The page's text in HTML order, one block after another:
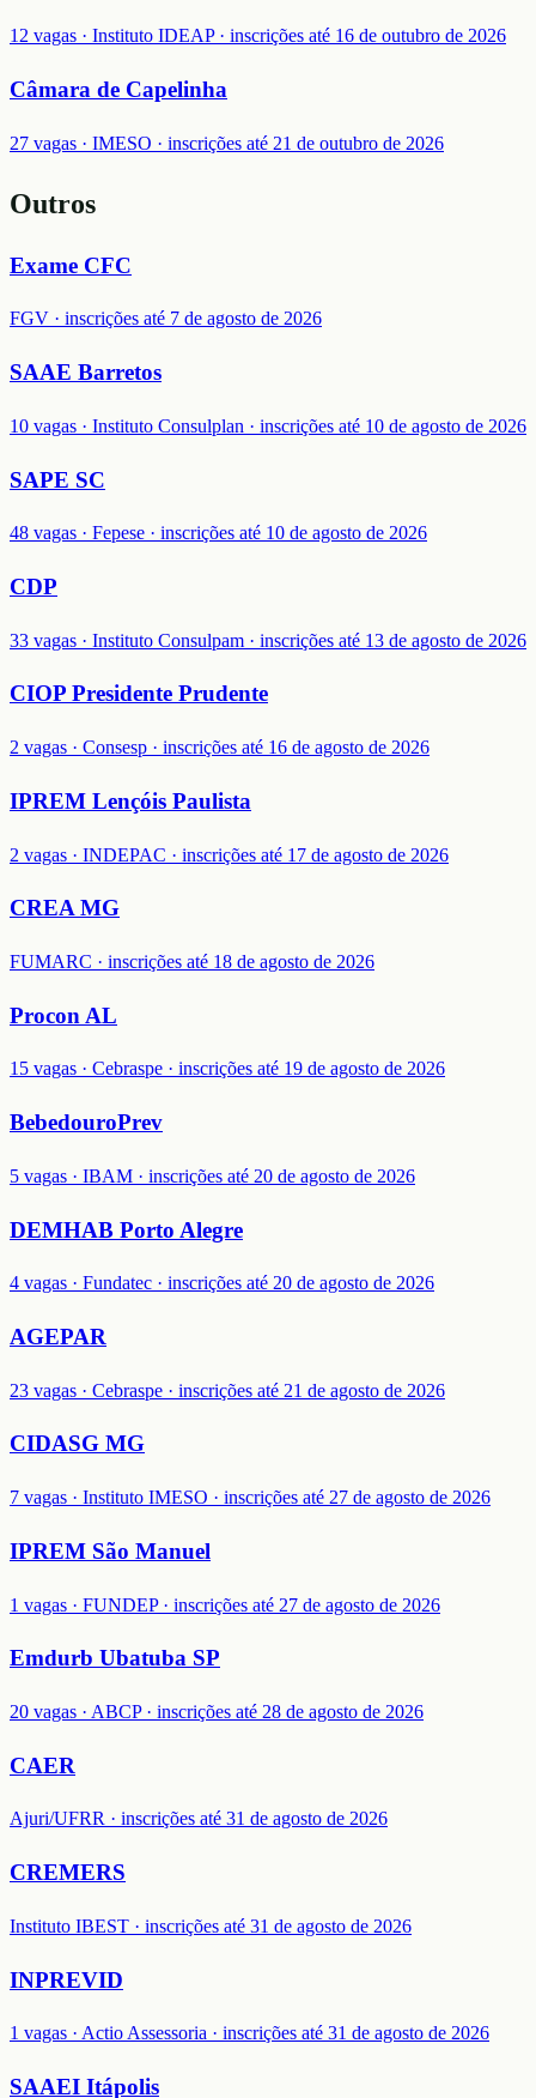
12 vagas · Instituto IDEAP · inscrições até 16 de outubro de 2026
Câmara de Capelinha
27 vagas · IMESO · inscrições até 21 de outubro de 2026
Outros
Exame CFC
FGV · inscrições até 7 de agosto de 2026
SAAE Barretos
10 vagas · Instituto Consulplan · inscrições até 10 de agosto de 2026
SAPE SC
48 vagas · Fepese · inscrições até 10 de agosto de 2026
CDP
33 vagas · Instituto Consulpam · inscrições até 13 de agosto de 2026
CIOP Presidente Prudente
2 vagas · Consesp · inscrições até 16 de agosto de 2026
IPREM Lençóis Paulista
2 vagas · INDEPAC · inscrições até 17 de agosto de 2026
CREA MG
FUMARC · inscrições até 18 de agosto de 2026
Procon AL
15 vagas · Cebraspe · inscrições até 19 de agosto de 2026
BebedouroPrev
5 vagas · IBAM · inscrições até 20 de agosto de 2026
DEMHAB Porto Alegre
4 vagas · Fundatec · inscrições até 20 de agosto de 2026
AGEPAR
23 vagas · Cebraspe · inscrições até 21 de agosto de 2026
CIDASG MG
7 vagas · Instituto IMESO · inscrições até 27 de agosto de 2026
IPREM São Manuel
1 vagas · FUNDEP · inscrições até 27 de agosto de 2026
Emdurb Ubatuba SP
20 vagas · ABCP · inscrições até 28 de agosto de 2026
CAER
Ajuri/UFRR · inscrições até 31 de agosto de 2026
CREMERS
Instituto IBEST · inscrições até 31 de agosto de 2026
INPREVID
1 vagas · Actio Assessoria · inscrições até 31 de agosto de 2026
SAAEI Itápolis